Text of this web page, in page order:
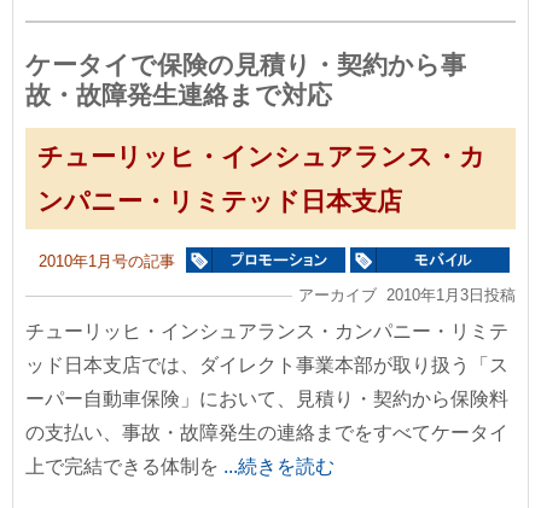
ケータイで保険の見積り・契約から事
故・故障発生連絡まで対応
チューリッヒ・インシュアランス・カ
ンパニー・リミテッド日本支店
2010年1月号の記事
アーカイブ 2010年1月3日投稿
チューリッヒ・インシュアランス・カンパニー・リミテ
ッド日本支店では、ダイレクト事業本部が取り扱う「ス
ーパー自動車保険」において、見積り・契約から保険料
の支払い、事故・故障発生の連絡までをすべてケータイ
上で完結できる体制を ...続きを読む